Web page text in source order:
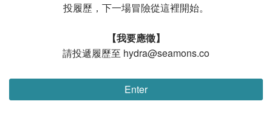
投履歷，下一場冒險從這裡開始。
【我要應徵】
請投遞履歷至 hydra@seamons.co
Enter